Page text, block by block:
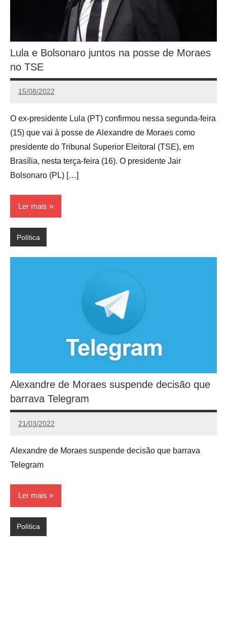
Lula e Bolsonaro juntos na posse de Moraes
no TSE
15/08/2022
Redação
O ex-presidente Lula (PT) confirmou nessa segunda-feira
(15) que vai à posse de Alexandre de Moraes como
presidente do Tribunal Superior Eleitoral (TSE), em
Brasília, nesta terça-feira (16). O presidente Jair
Bolsonaro (PL) […]
Ler mais
Política
Alexandre de Moraes suspende decisão que
barrava Telegram
21/03/2022
Redação
Alexandre de Moraes suspende decisão que barrava
Telegram
Ler mais
Política